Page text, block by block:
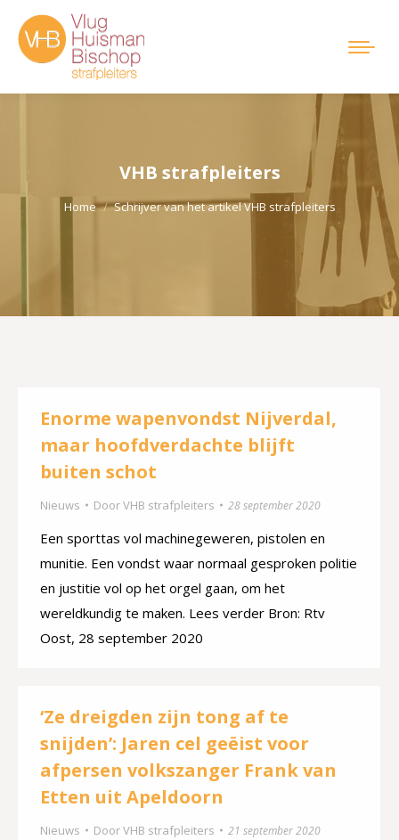
VHB strafpleiters
Je bent hier:
Home Schrijver van het artikel VHB strafpleiters
Enorme wapenvondst Nijverdal,
maar hoofdverdachte blijft
buiten schot
Nieuws DoorVHB strafpleiters 28 september 2020
Een sporttas vol machinegeweren, pistolen en
munitie. Een vondst waar normaal gesproken politie
en justitie vol op het orgel gaan, om het
wereldkundig te maken. Lees verder Bron: Rtv
Oost, 28 september 2020
‘Ze dreigden zijn tong af te
snijden’: Jaren cel geëist voor
afpersen volkszanger Frank van
Etten uit Apeldoorn
Nieuws DoorVHB strafpleiters 21 september 2020